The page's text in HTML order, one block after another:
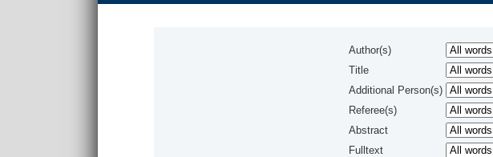
Author(s)
Title
Additional Person(s)
Referee(s)
Abstract
Fulltext